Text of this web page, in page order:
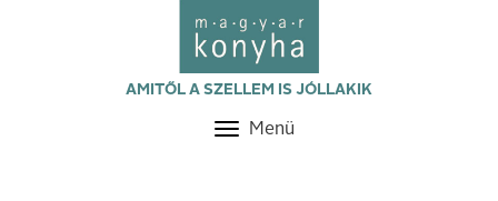
AMITŐL A SZELLEM IS JÓLLAKIK
Toggle
Menü